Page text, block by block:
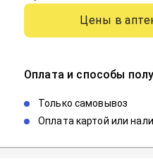
Цены в
Оплата и способы
Только самовывоз
Оплата картой или